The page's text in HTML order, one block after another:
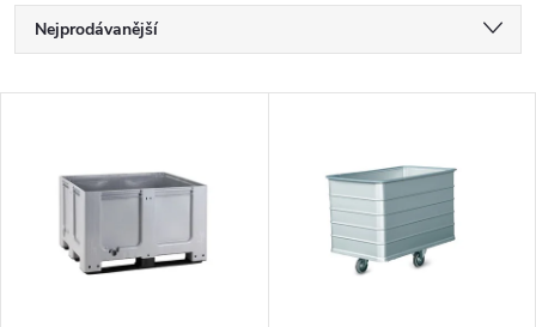
Ř
a
Nejprodávanější
Abecedně